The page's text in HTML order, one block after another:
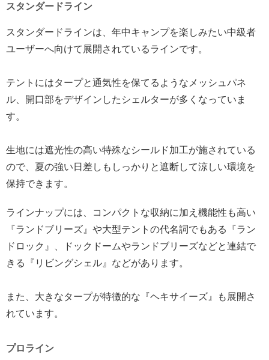
スタンダードライン
スタンダードラインは、年中キャンプを楽しみたい中級者
ユーザーへ向けて展開されているラインです。
テントにはタープと通気性を保てるようなメッシュパネ
ル、開口部をデザインしたシェルターが多くなっていま
す。
生地には遮光性の高い特殊なシールド加工が施されている
ので、夏の強い日差しもしっかりと遮断して涼しい環境を
保持できます。
ラインナップには、コンパクトな収納に加え機能性も高い
『ランドブリーズ』や大型テントの代名詞でもある『ラン
ドロック』、ドックドームやランドブリーズなどと連結で
きる『リビングシェル』などがあります。
また、大きなタープが特徴的な『ヘキサイーズ』も展開さ
れています。
プロライン